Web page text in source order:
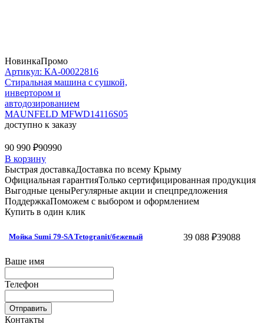
НовинкаПромо
Артикул: КА-00022816
Стиральная машина c сушкой,
инвертором и
автодозированием
MAUNFELD MFWD14116S05
доступно к заказу
90 990 ₽90990
В корзину
Быстрая доставкаДоставка по всему Крыму
Официальная гарантияТолько сертифицированная продукция
Выгодные ценыРегулярные акции и спецпредложения
ПоддержкаПоможем с выбором и оформлением
Купить в один клик
Мойка Sumi 79-SA Tetogranit/бежевый 39 088 ₽39088
Ваше имя
Телефон
Отправить
Контакты